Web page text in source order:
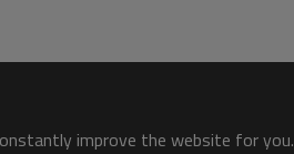
improve the website for you.